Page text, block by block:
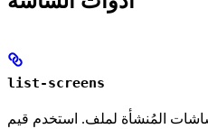
list-screens